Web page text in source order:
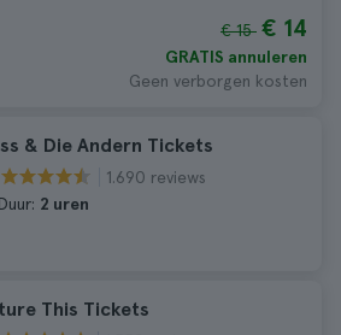
€ 15 € 14
GRATIS annuleren
Geen verborgen kosten
& Die Andern Tickets
1.690 reviews
Duur: 2 uren
This Tickets